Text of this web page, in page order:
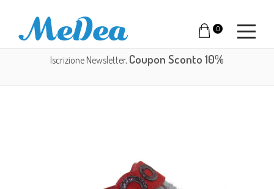
0
Iscrizione Newsletter, Coupon Sconto 10%